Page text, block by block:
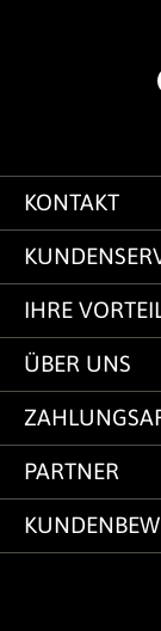
KONTAKT
IHRE
ÜBER UNS
PARTNER